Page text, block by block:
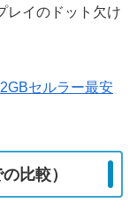
レイのドット欠け
セルラー最安
比較）